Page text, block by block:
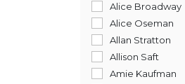
Alice Broadway
Alice Oseman
Allan Stratton
Allison Saft
Amie Kaufman